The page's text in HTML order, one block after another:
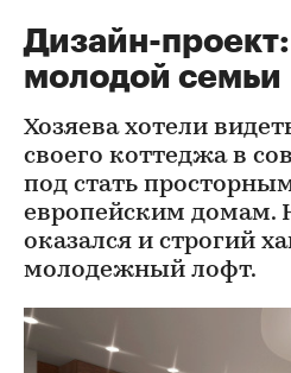
Дизайн-
молодой семьи
Хозяева хотели
своего коттеджа в
под стать
европейским домам.
оказался и строгий
молодежный лофт.